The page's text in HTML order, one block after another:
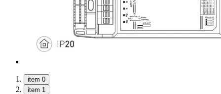
item 0
item 1